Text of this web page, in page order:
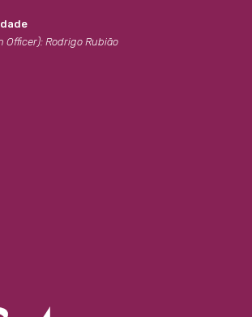
Officer): Rodrigo Rubião